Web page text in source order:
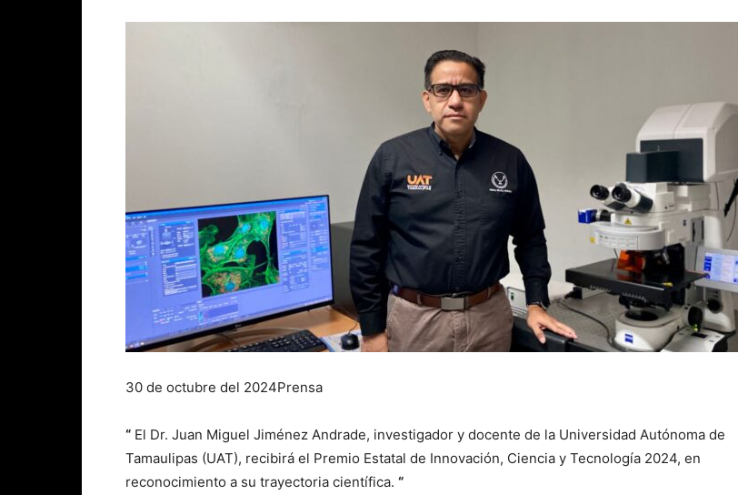
30 de octubre del 2024Prensa
“ El Dr. Juan Miguel Jiménez Andrade, investigador y docente de la Universidad Autónoma de
Tamaulipas (UAT), recibirá el Premio Estatal de Innovación, Ciencia y Tecnología 2024, en
reconocimiento a su trayectoria científica. “